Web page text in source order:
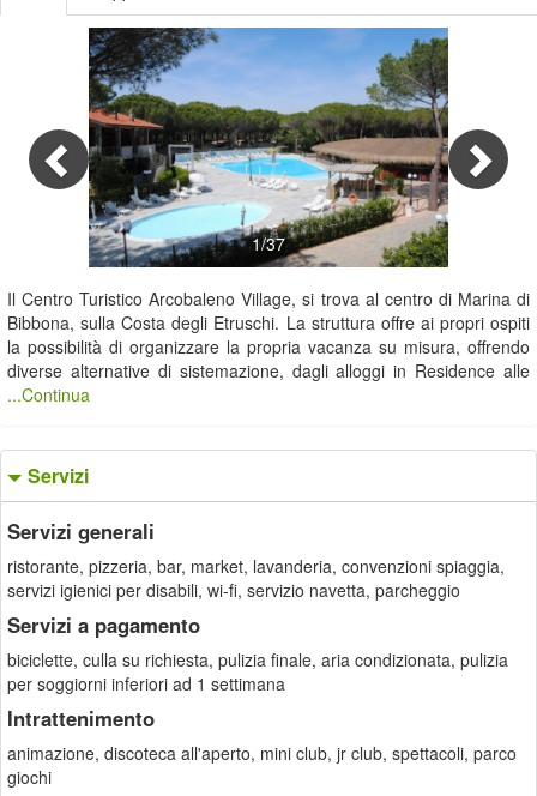
1/37
Previous
Il Centro Turistico Arcobaleno Village, si trova al centro di Marina di
Bibbona, sulla Costa degli Etruschi. La struttura offre ai propri ospiti
la possibilità di organizzare la propria vacanza su misura, offrendo
diverse alternative di sistemazione, dagli alloggi in Residence alle
...Continua
Servizi
Servizi generali
ristorante, pizzeria, bar, market, lavanderia, convenzioni spiaggia,
servizi igienici per disabili, wi-fi, servizio navetta, parcheggio
Servizi a pagamento
biciclette, culla su richiesta, pulizia finale, aria condizionata, pulizia
per soggiorni inferiori ad 1 settimana
Intrattenimento
animazione, discoteca all'aperto, mini club, jr club, spettacoli, parco
giochi